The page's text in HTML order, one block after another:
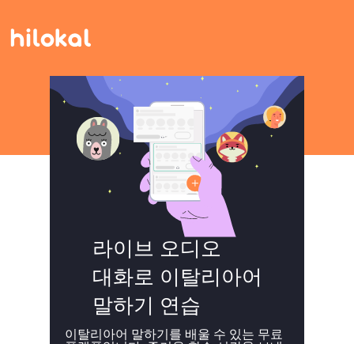
라이브 오디오
대화로 이탈리아어
말하기 연습
이탈리아어 말하기를 배울 수 있는 무료